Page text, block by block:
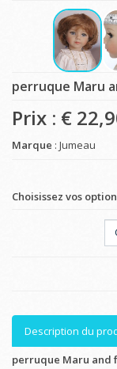
perruque Maru
Prix : €
Marque : Jumeau
Choisissez vos
Description du
perruque Maru and